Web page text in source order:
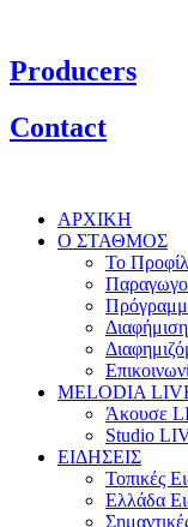
Producers
Contact
ΑΡΧΙΚΗ
Ο ΣΤΑΘΜΟΣ
Το
Διαφήμιση
MELODIA
Άκουσε
Studio
ΕΙΔΗΣΕΙΣ
Τοπικές
Ελλάδα